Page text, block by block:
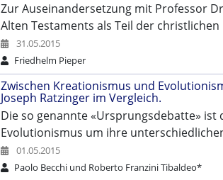
Zur Auseinandersetzung mit Professor
Alten Testaments als Teil der christlichen
31.05.2015
Friedhelm Pieper
Zwischen Kreationismus und
Joseph Ratzinger im Vergleich.
Die so genannte «Ursprungsdebatte»
Evolutionismus um ihre
01.05.2015
Paolo Becchi und Roberto Franzini Tibaldeo*